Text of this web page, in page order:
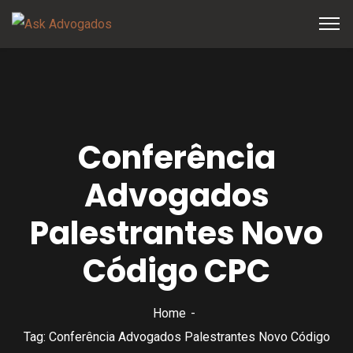
Conferência
Advogados
Palestrantes Novo
Código CPC
Home
Tag: Conferência Advogados Palestrantes Novo Código